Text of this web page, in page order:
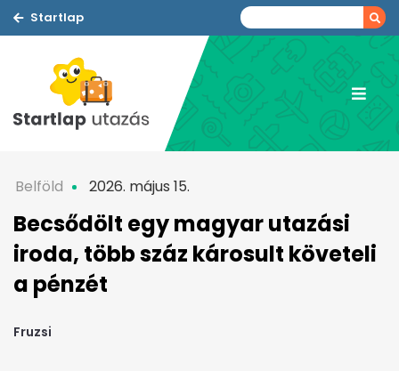
Startlap
Belföld 2026. május 15.
Becsődölt egy magyar utazási
iroda, több száz károsult követeli
a pénzét
Fruzsi